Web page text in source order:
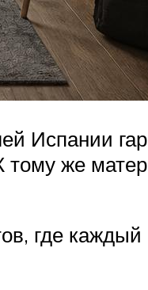
Испании
тому же
где